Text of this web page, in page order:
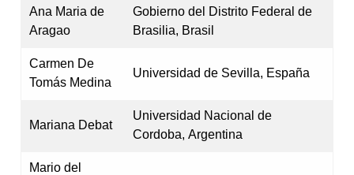
Ana Maria de
Aragao
Gobierno del Distrito Federal de
Brasilia, Brasil
Carmen De
Tomás Medina
Universidad de Sevilla, España
Mariana Debat
Universidad Nacional de
Cordoba, Argentina
Mario del